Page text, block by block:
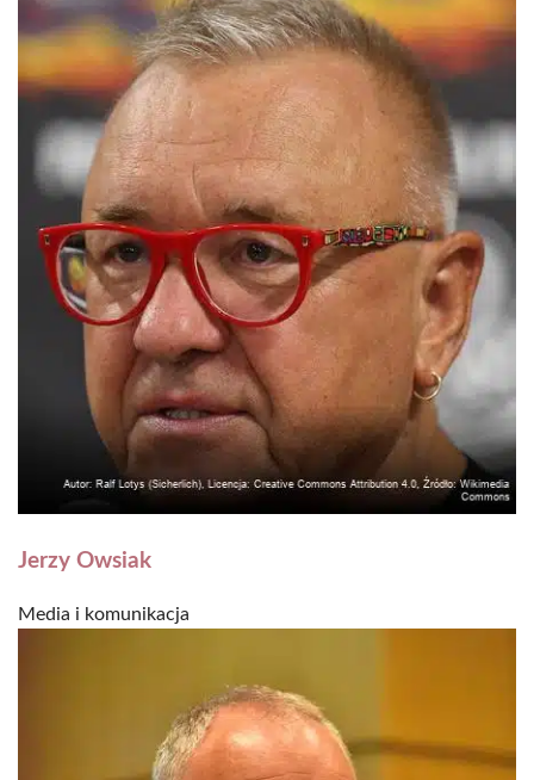
Jerzy Owsiak
Media i komunikacja